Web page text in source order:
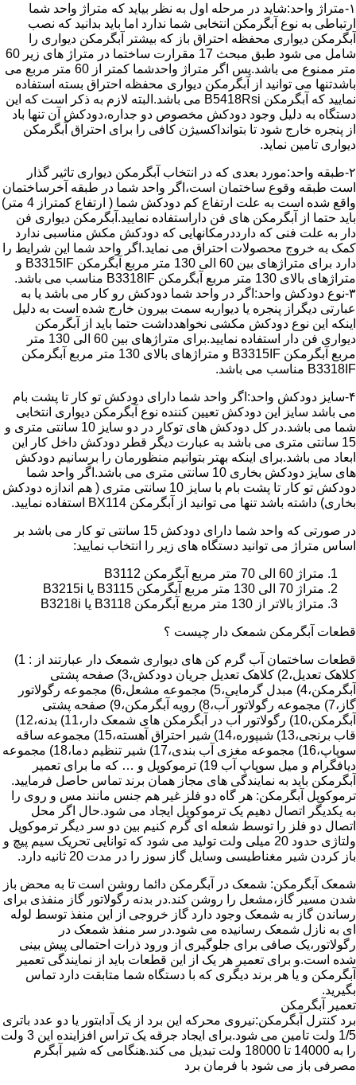
۱-متراژ واحد:شاید در مرحله اول به نظر بیاید که متراژ واحد شما
ارتباطی به نوع آبگرمکن انتخابی شما ندارد اما باید بدانید که نصب
آبگرمکن دیواری محفظه احتراق باز که بیشتر آبگرمکن دیواری را
شامل می شود طبق مبحث 17 مقرارت ساختما در متراژ های زیر 60
متر ممنوع می باشد.پس اگر متراژ واحدشما کمتر از 60 متر مربع می
باشدتنها می توانید از آبگرمکن دیواری محفظه احتراق بسته استفاده
نمایید که آبگرمکن B5418Rsi می باشد.البته لازم به ذکر است که این
دستگاه به دلیل وجود دودکش مخصوص دو جداره،دودکش آن تنها باد
از پنجره خارج شود تا بتوانداکسیژن کافی را برای احتراق آبگرمکن
دیواری تامین نماید.
۲-طبقه واحد:مورد بعدی که در انتخاب آبگرمکن دیواری تاثیر گذار
است طبقه وقوع ساختمان است،اگر واحد شما در طبقه آخرساختمان
واقع شده است به علت ارتفاع کم دودکش شما ( ارتفاع کمتراز 4 متر)
باید حتما از آبگرمکن های فن داراستفاده نمایید.آبگرمکن دیواری فن
دار به علت فنی که دارددرمکانهایی که دودکش مکش مناسبی ندارد
کمک به خروج محصولات احتراق می نماید.اگر واحد شما این شرایط را
دارد برای متراژهای بین 60 الی 130 متر مربع آبگرمکن B3315IF و
متراژهای بالای 130 متر مربع آبگرمکن B3318IF مناسب می باشد.
۳-نوع دودکش واحد:اگر در واحد شما دودکش رو کار می باشد یا به
عبارتی دیگراز پنجره یا دیواربه سمت بیرون خارج شده است به دلیل
اینکه این نوع دودکش مکشی نخواهدداشت حتما باید از آبگرمکن
دیواری فن دار استفاده نمایید.برای متراژهای بین 60 الی 130 متر
مربع آبگرمکن B3315IF و متراژهای بالای 130 متر مربع آبگرمکن
B3318IF مناسب می باشد.
۴-سایز دودکش واحد:اگر واحد شما دارای دودکش تو کار تا پشت بام
می باشد سایز این دودکش تعیین کننده نوع آبگرمکن دیواری انتخابی
شما می باشد.در کل دودکش های توکار در دو سایز 10 سانتی متری و
15 سانتی متری می باشد به عبارت دیگر قطر دودکش داخل کار این
ابعاد می باشد.برای اینکه بهتر بتوانیم منظورمان را برسانیم دودکش
های سایز دودکش بخاری 10 سانتی متری می باشد.اگر واحد شما
دودکش تو کار تا پشت بام با سایز 10 سانتی متری ( هم اندازه دودکش
بخاری) داشته باشد تنها می توانید از آبگرمکن BX114 استفاده نمایید.
در صورتی که واحد شما دارای دودکش 15 سانتی تو کار می باشد بر
اساس متراژ می توانید دستگاه های زیر را انتخاب نمایید:
متراژ 60 الی 70 متر مربع آبگرمکن B3112
متراژ 70 الی 130 متر مربع آبگرمکن B3115 یا B3215i
متراژ بالاتر از 130 متر مربع آبگرمکن B3118 یا B3218i
قطعات آبگرمکن شمعک دار چیست ؟
قطعات ساختمان آب گرم کن های دیواری شمعک دار عبارتند از : 1)
کلاهک تعدیل،2) کلاهک تعدیل جریان دودکش،3) صفحه پشتی
آبگرمکن،4) مبدل گرمایی،5) مجموعه مشعل،6) مجموعه رگولاتور
گاز،7) مجموعه رگولاتور آب،8) رویه آبگرمکن،9) صفحه پشتی
آبگرمکن،10) رگولاتور آب در آبگرمکن های شمعک دار،11) بدنه،12)
قاب برنجی،13) شیپوره،14) شیر احتراق آهسته،15) مجموعه ساقه
سوپاپ،16) مجموعه مغزی آب بندی،17) شیر تنظیم دما،18) مجموعه
دیافگرام و میل سوپاپ آب 19) ترموکوپل و … که ما برای تعمیر
آبگرمکن باید به نمایندگی های مجاز همان برند تماس حاصل فرمایید.
ترموکوپل آبگرمکن: هر گاه دو فلز غیر هم جنس مانند مس و روی را
به یکدیگر اتصال دهیم یک ترموکوپل ایجاد می شود.حال اگر محل
اتصال دو فلز را توسط شعله ای گرم کنیم بین دو سر دیگر ترموکوپل
ولتاژی حدود 20 میلی ولت تولید می شود که توانایی تحریک سیم پیچ و
باز کردن شیر مغناطیسی وسایل گاز سوز را در مدت 20 ثانیه دارد.
شمعک آبگرمکن: شمعک در آبگرمکن دائما روشن است تا به محض باز
شدن مسیر گاز،مشعل را روشن کند.در بدنه رگولاتور گاز منفذی برای
رساندن گاز به شمعک وجود دارد گاز خروجی از این منفذ توسط لوله
ای به نازل شمعک رسانیده می شود.در سر منفذ شمعک در
رگولاتور،یک صافی برای جلوگیری از ورود ذرات احتمالی پیش بینی
شده است.و برای تعمیر هر یک از این قطعات باید از نمایندگی تعمیر
آبگرمکن و یا هر برند دیگری که با دستگاه شما متابقت دارد تماس
بگیرید.
تعمیر آبگرمکن
برد کنترل آبگرمکن:نیروی محرکه این برد از یک آدابتور یا دو عدد باتری
1/5 ولت تامین می شود.برای ایجاد جرقه یک تراس افزاینده این 3 ولت
را به 14000 تا 18000 ولت تبدیل می کند.هنگامی که شیر آبگرم
مصرفی باز می شود با فرمان برد